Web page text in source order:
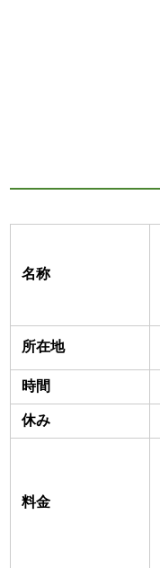
名称
所在地
時間
休み
料金